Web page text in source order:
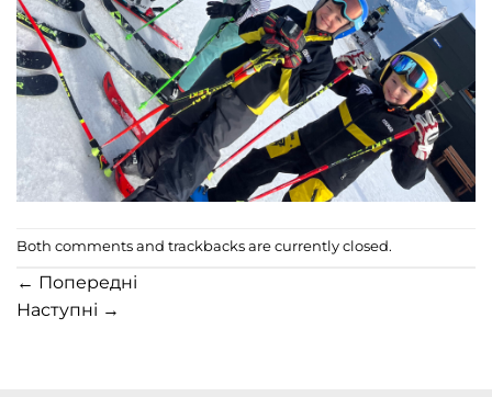
Both comments and trackbacks are currently closed.
← Попередні
Наступні →